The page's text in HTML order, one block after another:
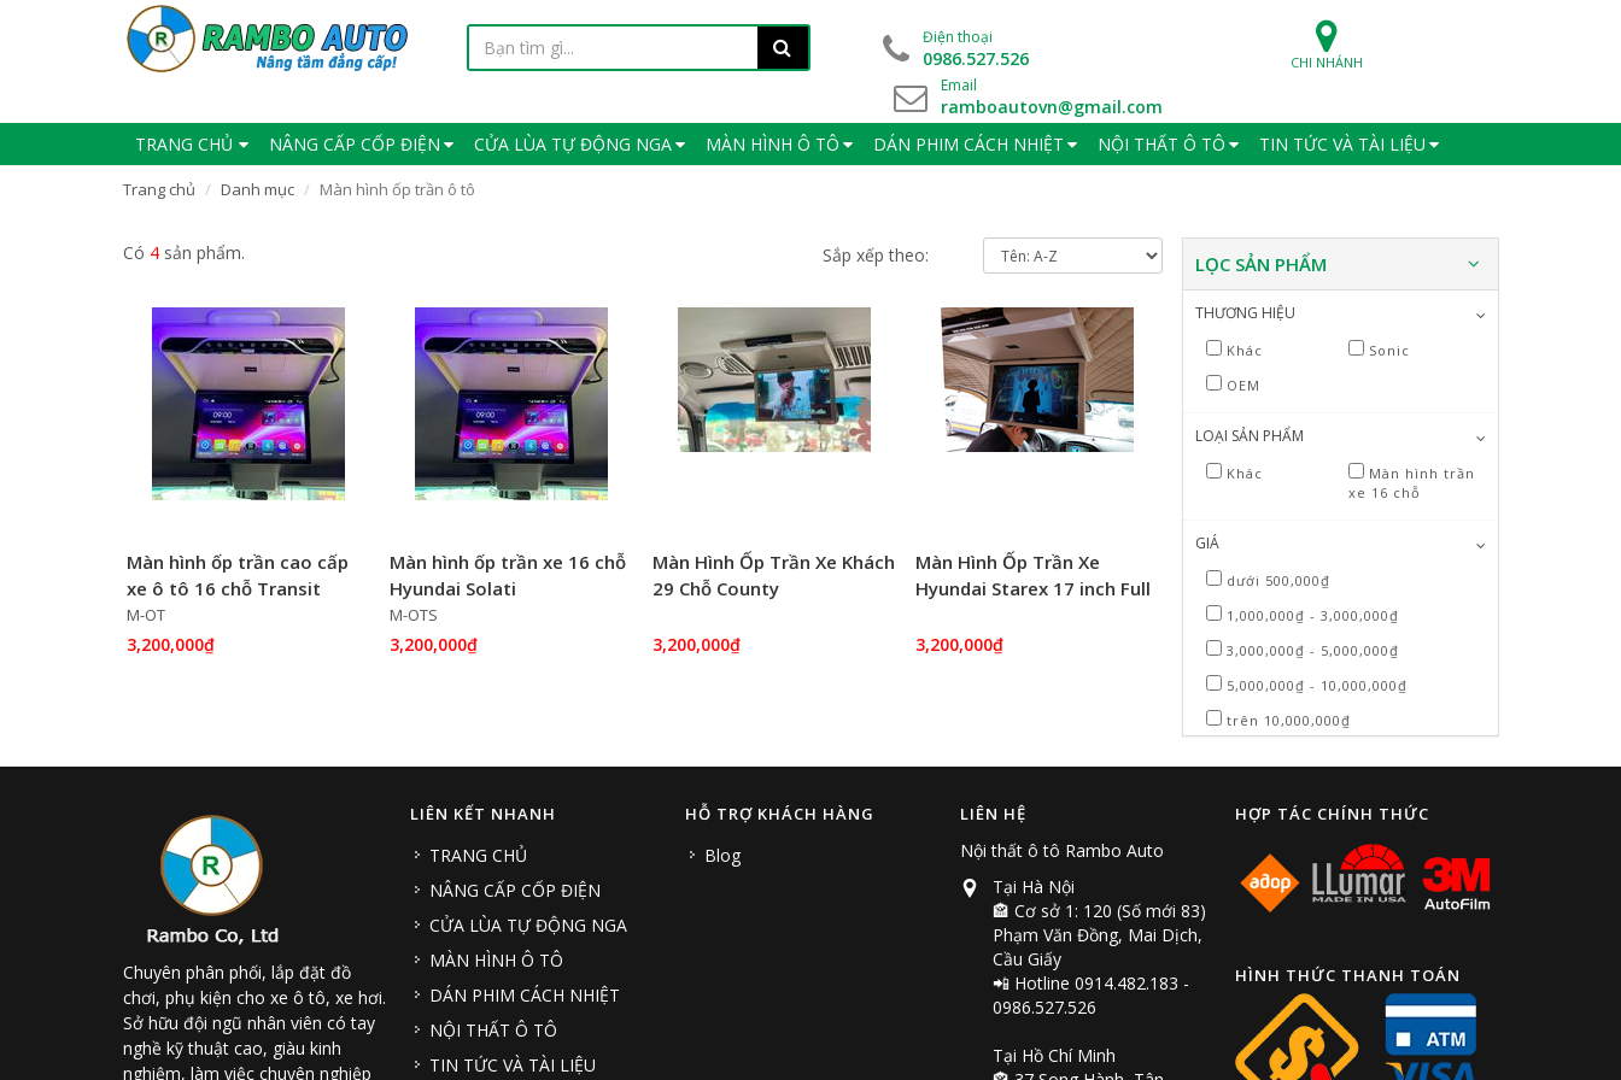
Điện thoại
0986.527.526
Email
ramboautovn@gmail.com
CHI NHÁNH
TRANG CHỦ NÂNG CẤP CỐP ĐIỆN CỬA LÙA TỰ ĐỘNG NGA MÀN HÌNH Ô TÔ DÁN PHIM CÁCH NHIỆT NỘI THẤT Ô TÔ TIN TỨC VÀ TÀI LIỆU
Trang chủ Danh mục Màn hình ốp trần ô tô
LỌC SẢN PHẨM
THƯƠNG HIỆU
Khác
Sonic
OEM
LOẠI SẢN PHẨM
Khác
Màn hình trần
xe 16 chỗ
GIÁ
dưới 500,000₫
1,000,000₫ - 3,000,000₫
3,000,000₫ - 5,000,000₫
5,000,000₫ - 10,000,000₫
trên 10,000,000₫
Có 4 sản phẩm. Sắp xếp theo:
Màn hình ốp trần cao cấp
xe ô tô 16 chỗ Transit
M-OT
3,200,000₫
Màn hình ốp trần xe 16 chỗ
Hyundai Solati
M-OTS
3,200,000₫
Màn Hình Ốp Trần Xe Khách
29 Chỗ County
3,200,000₫
Màn Hình Ốp Trần Xe
Hyundai Starex 17 inch Full
3,200,000₫
Chuyên phân phối, lắp đặt đồ
chơi, phụ kiện cho xe ô tô, xe hơi.
Sở hữu đội ngũ nhân viên có tay
nghề kỹ thuật cao, giàu kinh
nghiệm, làm việc chuyên nghiệp
LIÊN KẾT NHANH
TRANG CHỦ
NÂNG CẤP CỐP ĐIỆN
CỬA LÙA TỰ ĐỘNG NGA
MÀN HÌNH Ô TÔ
DÁN PHIM CÁCH NHIỆT
NỘI THẤT Ô TÔ
TIN TỨC VÀ TÀI LIỆU
HỖ TRỢ KHÁCH HÀNG
Blog
LIÊN HỆ
Nội thất ô tô Rambo Auto
Tại Hà Nội
🏤 Cơ sở 1: 120 (Số mới 83)
Phạm Văn Đồng, Mai Dịch,
Cầu Giấy
📲 Hotline 0914.482.183 -
0986.527.526
Tại Hồ Chí Minh
HỢP TÁC CHÍNH THỨC
HÌNH THỨC THANH TOÁN